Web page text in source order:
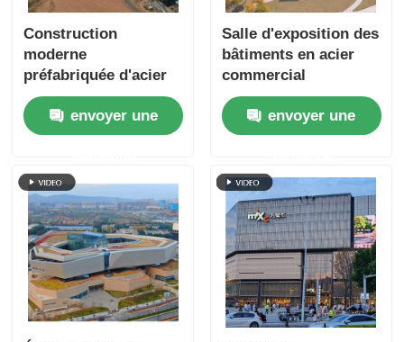
Construction
moderne
préfabriquée d'acier
public Aéroport
Bâtiments
commerciaux Cadre
envoyer une
Salle d'exposition des
bâtiments en acier
commercial
préfabriqués anti-
corrosionenvoyer une